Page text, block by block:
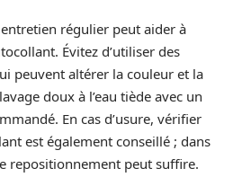
régulier peut aider à
Évitez d’utiliser des
peuvent altérer la couleur et la
doux à l’eau tiède avec un
En cas d’usure, vérifier
est également conseillé ; dans
repositionnement peut suffire.